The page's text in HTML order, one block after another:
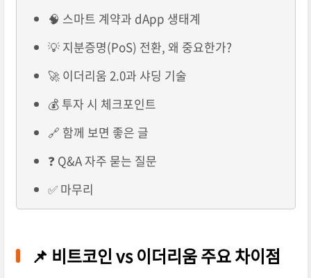
🧠 스마트 계약과 dApp 생태계
💡 지분증명(PoS) 전환, 왜 중요한가?
🚀 이더리움 2.0과 샤딩 기술
💰 투자 시 체크포인트
🔗 함께 보면 좋은 글
❓ Q&A 자주 묻는 질문
✅ 마무리
📌 비트코인 vs 이더리움 주요 차이점